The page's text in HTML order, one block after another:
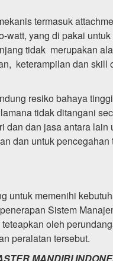
termasuk
yang di pakai
tidak merupakan
keterampilan dan
resiko bahaya
tidak ditangani
dan dan jasa antara
dan untuk
untuk memenihi
Sistem
oleh
peralatan tersebut.